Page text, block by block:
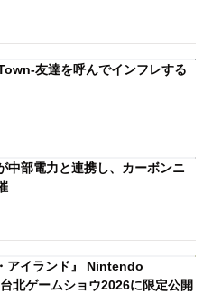
友達を呼んでインフレする
中部電力と連携し、カーボンニ
アイランド』 Nintendo
北ゲームショウ2026に限定公開